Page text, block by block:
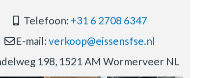
Telefoon: +31 6 2708 6347
E-mail:verkoop@eissensfse.nl
198, 1521 AM Wormerveer NL